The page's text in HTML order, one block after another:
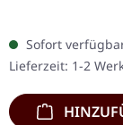
Paranoia
The Broken Have
3:55 Sink Or
One…
Sofort
Lieferzeit: 1-2